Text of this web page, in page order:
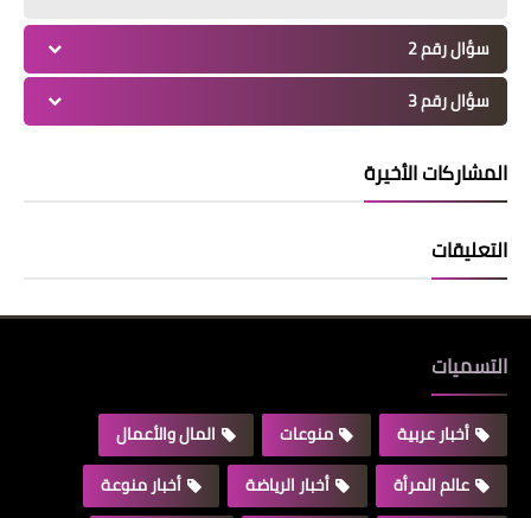
سؤال رقم 2
سؤال رقم 3
المشاركات الأخيرة
التعليقات
التسميات
أخبار عربية منوعات
المال والأعمال
عالم المرأة
أخبار الرياضة
أخبار منوعة